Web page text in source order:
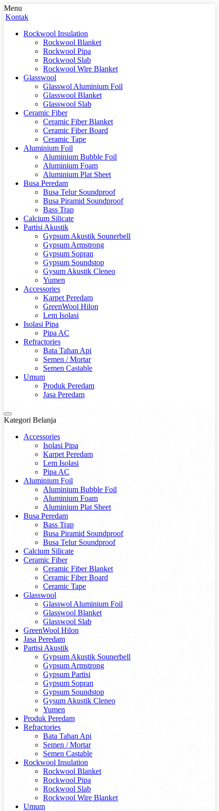
Menu
Kontak
Rockwool Insulation
Rockwool Blanket
Rockwool Pipa
Rockwool Slab
Rockwool Wire Blanket
Glasswool
Glasswol Aluminium Foil
Glasswool Blanket
Glasswool Slab
Ceramic Fiber
Ceramic Fiber Blanket
Ceramic Fiber Board
Ceramic Tape
Aluminium Foil
Aluminium Bubble Foil
Aluminium Foam
Aluminium Plat Sheet
Busa Peredam
Busa Telur Soundproof
Busa Piramid Soundproof
Bass Trap
Calcium Silicate
Partisi Akustik
Gypsum Akustik Sounerbell
Gypsum Armstrong
Gypsum Sopran
Gypsum Soundstop
Gysum Akustik Cleneo
Yumen
Accessories
Karpet Peredam
GreenWool Hilon
Lem Isolasi
Isolasi Pipa
Pipa AC
Refractories
Bata Tahan Api
Semen / Mortar
Semen Castable
Umum
Produk Peredam
Jasa Peredam
Kategori Belanja
Accessories
Isolasi Pipa
Karpet Peredam
Lem Isolasi
Pipa AC
Aluminium Foil
Aluminium Bubble Foil
Aluminium Foam
Aluminium Plat Sheet
Busa Peredam
Bass Trap
Busa Piramid Soundproof
Busa Telur Soundproof
Calcium Silicate
Ceramic Fiber
Ceramic Fiber Blanket
Ceramic Fiber Board
Ceramic Tape
Glasswool
Glasswol Aluminium Foil
Glasswool Blanket
Glasswool Slab
GreenWool Hilon
Jasa Peredam
Partisi Akustik
Gypsum Akustik Sounerbell
Gypsum Armstrong
Gypsum Partisi
Gypsum Sopran
Gypsum Soundstop
Gysum Akustik Cleneo
Yumen
Produk Peredam
Refractories
Bata Tahan Api
Semen / Mortar
Semen Castable
Rockwool Insulation
Rockwool Blanket
Rockwool Pipa
Rockwool Slab
Rockwool Wire Blanket
Umum